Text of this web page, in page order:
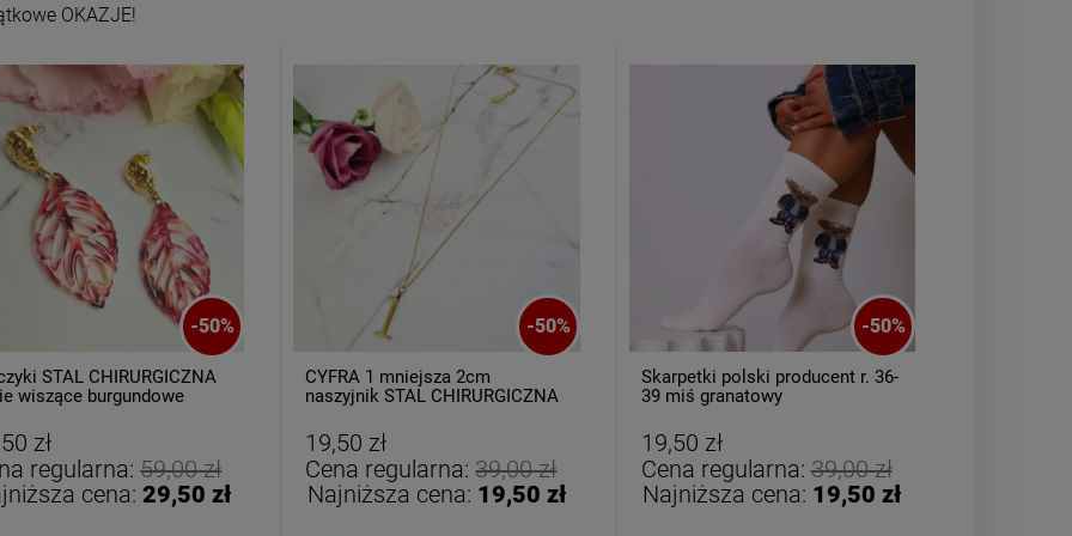
srebrna STAL
cyrkonie
Bransoletka srebrna STAL
CHIRURGICZNA
modułowa czarne
koniczyny kryształki
79,00 zł
Bransoletka srebrna STAL
CHIRURGICZNA jodełka
cyrkonie
69,00 zł
OKAZJE!
-50%
STAL CHIRURGICZNA
wiszące burgundowe
zł
regularna:59,00 zł
cena: 29,50 zł
-50%
CYFRA 1 mniejsza 2cm
naszyjnik STAL CHIRURGICZNA
19,50 zł
Cena regularna:39,00 zł
Najniższa cena: 19,50 zł
-50%
Skarpetki polski producent r. 36-
39 miś granatowy
19,50 zł
Cena regularna:39,00 zł
Najniższa cena: 19,50 zł